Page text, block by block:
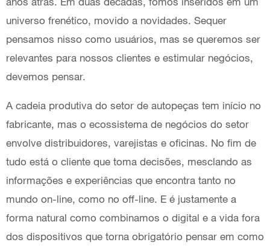
universo frenético, movido a novidades. Sequer
pensamos nisso como usuários, mas se queremos ser
relevantes para nossos clientes e estimular negócios,
devemos pensar.
A cadeia produtiva do setor de autopeças tem início no
fabricante, mas o ecossistema de negócios do setor
envolve distribuidores, varejistas e oficinas. No fim de
tudo está o cliente que toma decisões, mesclando as
informações e experiências que encontra tanto no
mundo on-line, como no off-line. E é justamente a
forma natural como combinamos o digital e a vida fora
dos dispositivos que torna obrigatório pensar em como